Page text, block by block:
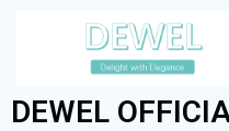
DEWEL